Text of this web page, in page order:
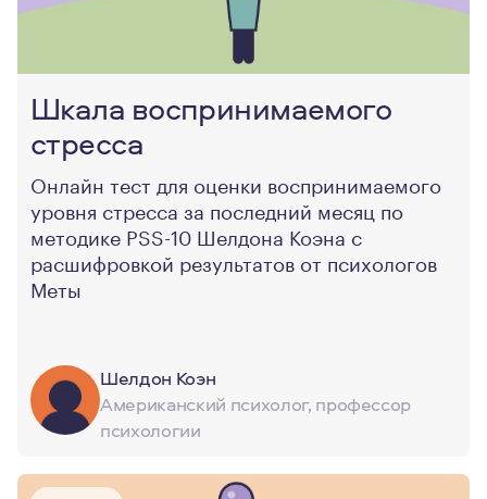
Шкала воспринимаемого
стресса
Онлайн тест для оценки воспринимаемого
уровня стресса за последний месяц по
методике PSS-10 Шелдона Коэна с
расшифровкой результатов от психологов
Меты
Шелдон Коэн
Американский психолог, профессор
психологии